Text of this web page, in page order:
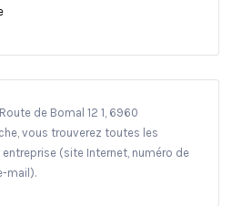
de Bomal 12 1, 6960
vous trouverez toutes les
(site Internet, numéro de
mail).